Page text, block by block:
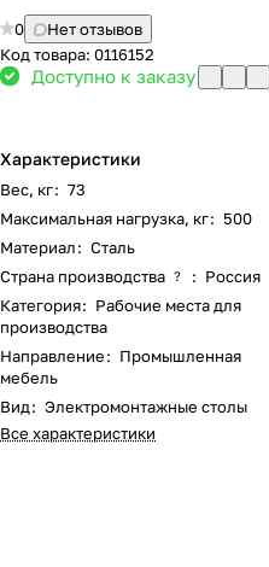
0
Нет отзывов
Код товара: 0116152
Доступно к заказу
Характеристики
Вес, кг: 73
Максимальная нагрузка, кг: 500
Материал: Сталь
Страна производства ? : Россия
Категория: Рабочие места для
производства
Направление: Промышленная
мебель
Вид: Электромонтажные столы
Все характеристики